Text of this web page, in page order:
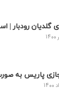
گلدیان رودبار |
پاریس به صورت 360 درجه |